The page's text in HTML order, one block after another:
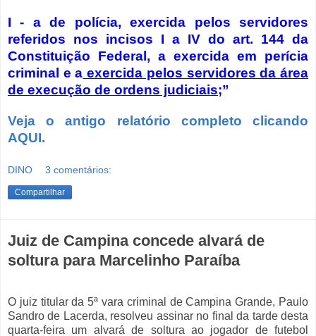
I - a de polícia, exercida pelos servidores
referidos nos incisos I a IV do art. 144 da
Constituição Federal, a exercida em perícia
criminal e a exercida pelos servidores da área
de execução de ordens judiciais;”
Veja o antigo relatório completo clicando
AQUI.
DINO 3 comentários:
Compartilhar
Juiz de Campina concede alvará de
soltura para Marcelinho Paraíba
O juiz titular da 5ª vara criminal de Campina Grande, Paulo
Sandro de Lacerda, resolveu assinar no final da tarde desta
quarta-feira um alvará de soltura ao jogador de futebol